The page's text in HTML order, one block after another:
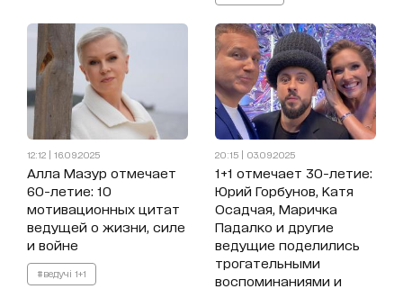
12:12 | 16.09.2025
Алла Мазур отмечает
60-летие: 10
мотивационных цитат
ведущей о жизни, силе
и войне
#ведучі 1+1
20:15 | 03.09.2025
1+1 отмечает 30-летие:
Юрий Горбунов, Катя
Осадчая, Маричка
Падалко и другие
ведущие поделились
трогательными
воспоминаниями и